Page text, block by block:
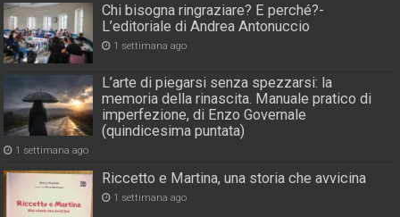
Chi bisogna ringraziare? E perché?-
L’editoriale di Andrea Antonuccio
1 settimana ago
L’arte di piegarsi senza spezzarsi: la
memoria della rinascita. Manuale pratico di
imperfezione, di Enzo Governale
(quindicesima puntata)
1 settimana ago
Riccetto e Martina, una storia che avvicina
1 settimana ago